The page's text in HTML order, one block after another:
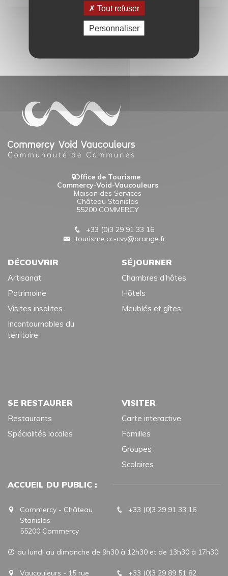
Office de Tourisme
Commercy-Void-Vaucouleurs
Maison des Services
Château Stanislas
55200 COMMERCY
+33 (0)3 29 91 33 16
tourisme.cc-cvv@orange.fr
DÉCOUVRIR
Artisanat
Patrimoine
Visites insolites
Incontournables du
territoire
SÉJOURNER
Chambres d’hôtes
Hôtels
Meublés et gîtes
SE RESTAURER
Restaurants
Spécialités locales
VISITER
Carte interactive
Familles
Groupes
Scolaires
ACCUEIL DU PUBLIC :
Commercy - Château
Stanislas
55200 Commercy
+33 (0)3 29 91 33 16
du lundi au dimanche de 9h30 à 12h30 et de 13h30 à 17h30
Vaucouleurs - 15 rue +33 (0)3 29 89 51 82
Tout refuser
Personnaliser